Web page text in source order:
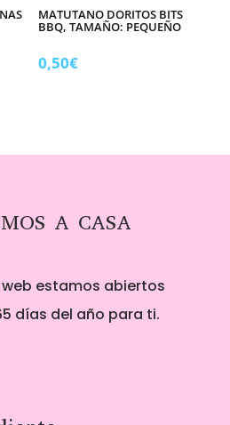
MATUTANO DORITOS BITS
BBQ, TAMAÑO: PEQUEÑO
0,50€
A CASA
estamos abiertos
días del año para ti.